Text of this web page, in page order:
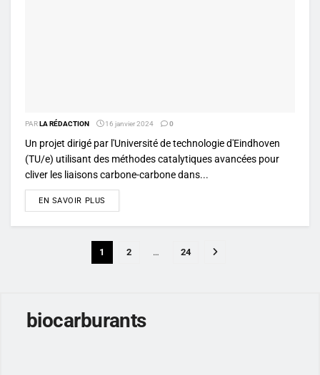
PARLA RÉDACTION 16 janvier 2024 0
Un projet dirigé par l'Université de technologie d'Eindhoven
(TU/e) utilisant des méthodes catalytiques avancées pour
cliver les liaisons carbone-carbone dans...
EN SAVOIR PLUS
1 2 … 24
biocarburants